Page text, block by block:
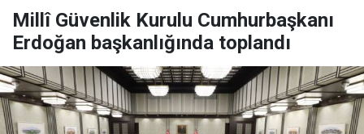
Millî Güvenlik Kurulu Cumhurbaşkanı
Erdoğan başkanlığında toplandı